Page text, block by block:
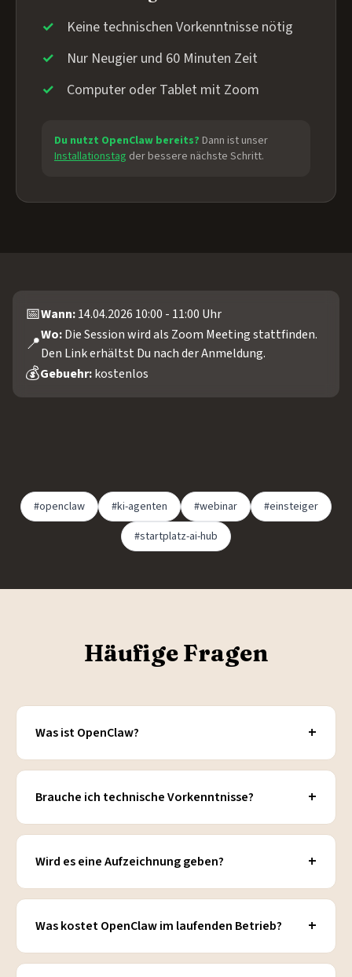
Keine technischen Vorkenntnisse nötig
Nur Neugier und 60 Minuten Zeit
Computer oder Tablet mit Zoom
Du nutzt OpenClaw bereits? Dann ist unser
Installationstag der bessere nächste Schritt.
📅Wann:14.04.2026 10:00 - 11:00 Uhr
📍Wo:Die Session wird als Zoom Meeting stattfinden.
Den Link erhältst Du nach der Anmeldung.
💰Gebuehr:kostenlos
#openclaw #ki-agenten #webinar
#einsteiger
#startplatz-ai-hub
Häufige Fragen
Was ist OpenClaw? +
Brauche ich technische Vorkenntnisse? +
Wird es eine Aufzeichnung geben? +
Was kostet OpenClaw im laufenden Betrieb? +